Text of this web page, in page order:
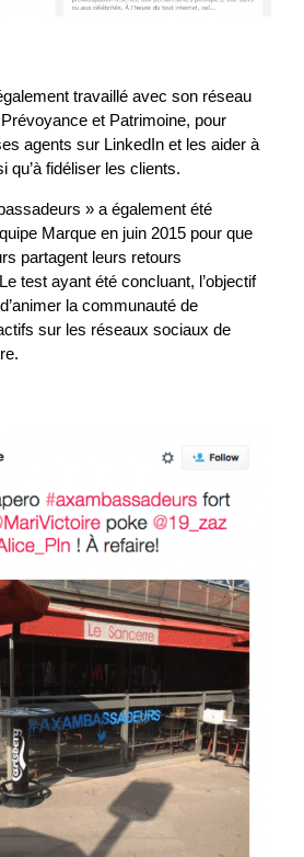
travaillé avec son réseau
et Patrimoine, pour
agents sur LinkedIn et les aider à
qu’à fidéliser les clients.
» a également été
Marque en juin 2015 pour que
partagent leurs retours
test ayant été concluant, l’objectif
la communauté de
sur les réseaux sociaux de